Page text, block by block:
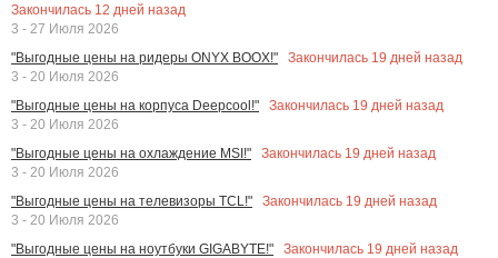
Закончилась 12 дней назад
3 - 27 Июля 2026
"Выгодные цены на ридеры ONYX BOOX!"
Закончилась 19 дней назад
3 - 20 Июля 2026
"Выгодные цены на корпуса Deepcool!"
Закончилась 19 дней назад
3 - 20 Июля 2026
"Выгодные цены на охлаждение MSI!"
Закончилась 19 дней назад
3 - 20 Июля 2026
"Выгодные цены на телевизоры TCL!"
Закончилась 19 дней назад
3 - 20 Июля 2026
"Выгодные цены на ноутбуки GIGABYTE!"
Закончилась 19 дней назад